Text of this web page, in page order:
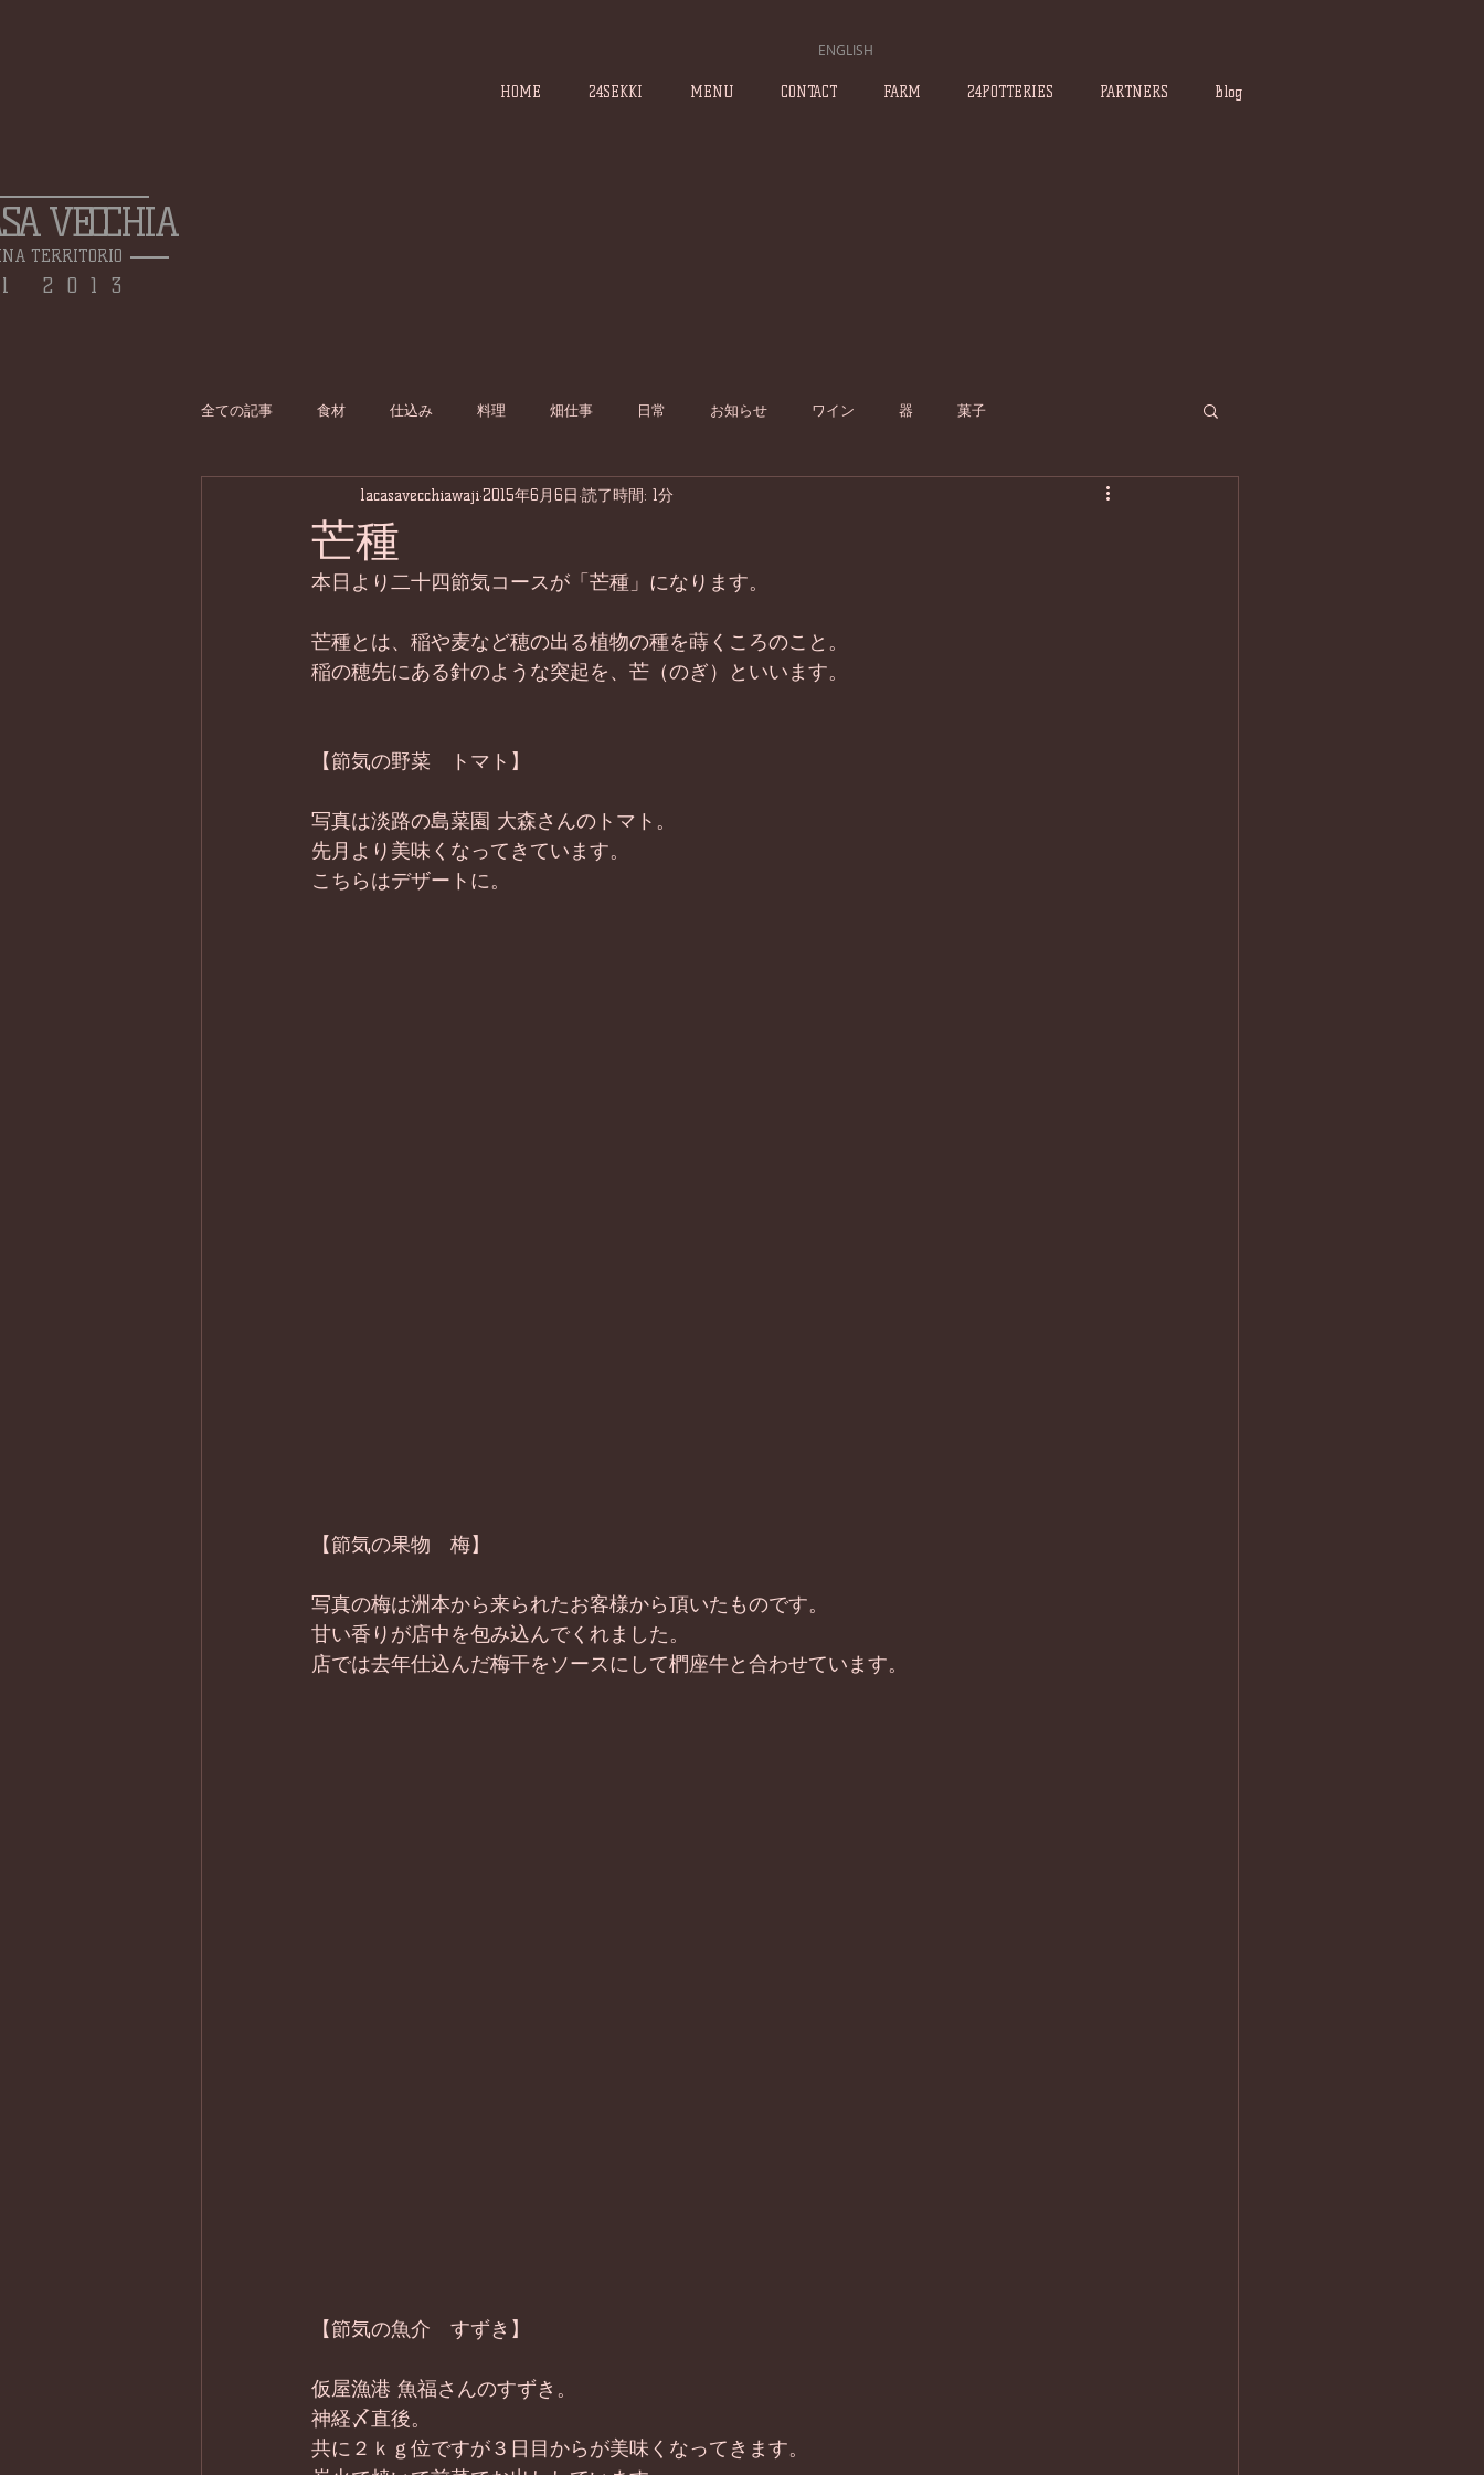
HOME 24SEKKI MENU CONTACT FARM 24POTTERIES PARTNERS Blog
全ての記事 食材 仕込み 料理 畑仕事 日常 お知らせ ワイン 器 菓子
芒種
lacasavecchiawaji2015年6月6日 読了時間: 1分
本日より二十四節気コースが「芒種」になります。
芒種とは、稲や麦など穂の出る植物の種を蒔くころのこと。
稲の穂先にある針のような突起を、芒（のぎ）といいます。
【節気の野菜　トマト】
写真は淡路の島菜園 大森さんのトマト。
先月より美味くなってきています。
こちらはデザートに。
【節気の果物　梅】
写真の梅は洲本から来られたお客様から頂いたものです。
甘い香りが店中を包み込んでくれました。
店では去年仕込んだ梅干をソースにして椚座牛と合わせています。
【節気の魚介　すずき】
仮屋漁港 魚福さんのすずき。
神経〆直後。
共に２ｋｇ位ですが３日目からが美味くなってきます。
VECCHIA
TERRITORIO
2013
ENGLISH